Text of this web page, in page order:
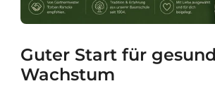
Guter Start für
Wachstum